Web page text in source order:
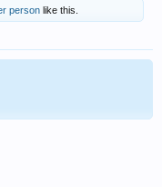
---TÀI---
person like this.